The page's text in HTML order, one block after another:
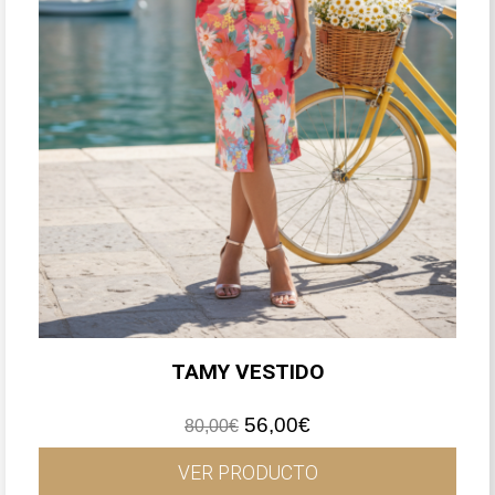
TAMY VESTIDO
80,00€ El
precio
original
56,00€El
precio
actual
VER PRODUCTO